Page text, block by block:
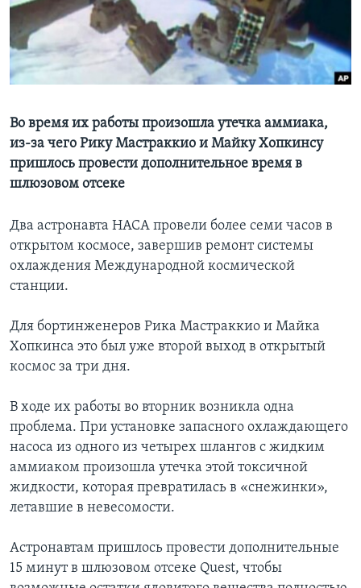
Learning English
СОЦИАЛЬНЫЕ СЕТИ
Языки
Во время их работы произошла утечка аммиака,
из-за чего Рику Мастраккио и Майку Хопкинсу
пришлось провести дополнительное время в
шлюзовом отсеке
Два астронавта НАСА провели более семи часов в
открытом космосе, завершив ремонт системы
охлаждения Международной космической
станции.
Для бортинженеров Рика Мастраккио и Майка
Хопкинса это был уже второй выход в открытый
космос за три дня.
В ходе их работы во вторник возникла одна
проблема. При установке запасного охлаждающего
насоса из одного из четырех шлангов с жидким
аммиаком произошла утечка этой токсичной
жидкости, которая превратилась в «снежинки»,
летавшие в невесомости.
Астронавтам пришлось провести дополнительные
15 минут в шлюзовом отсеке Quest, чтобы